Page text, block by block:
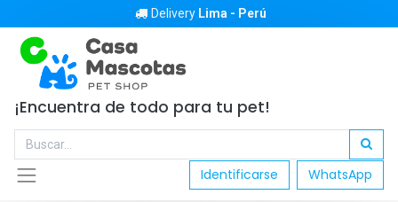
Delivery Lima - Perú
¡Encuentra de todo para tu pet!
Identificarse WhatsApp